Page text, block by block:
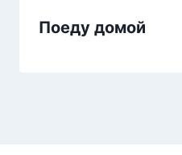
Поеду домой